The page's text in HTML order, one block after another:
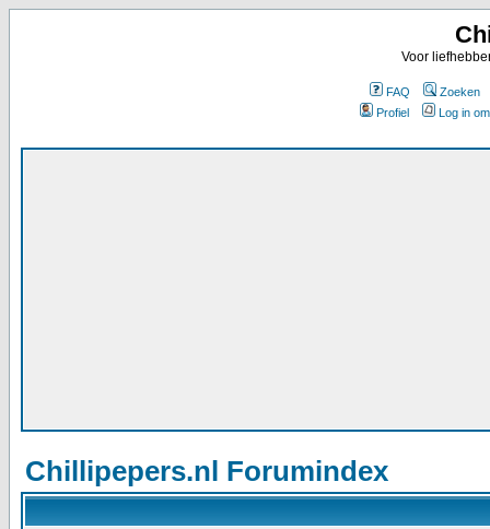
Voor
FAQ
Zoeken
Profiel
Log in
Chillipepers.nl Forumindex